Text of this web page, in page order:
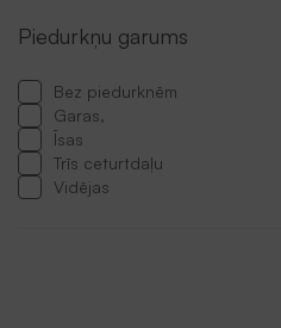
Piedurkņu garums
Bez piedurknēm
Garas,
Īsas
Trīs ceturtdaļu
Vidējas